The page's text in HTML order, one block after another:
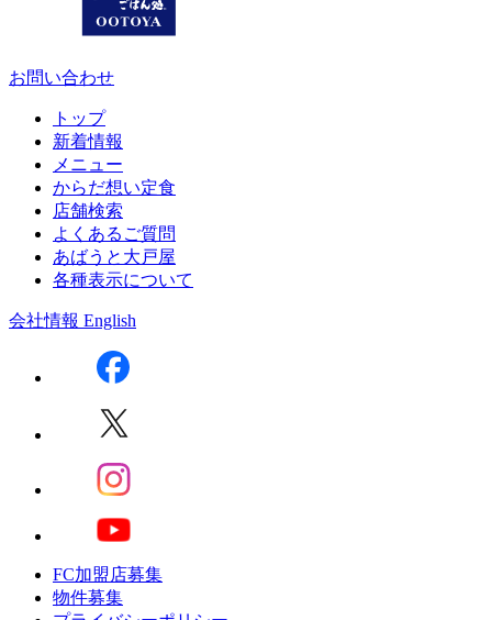
お問い合わせ
トップ
新着情報
メニュー
からだ想い定食
店舗検索
よくあるご質問
あばうと大戸屋
各種表示について
会社情報 English
FC加盟店募集
物件募集